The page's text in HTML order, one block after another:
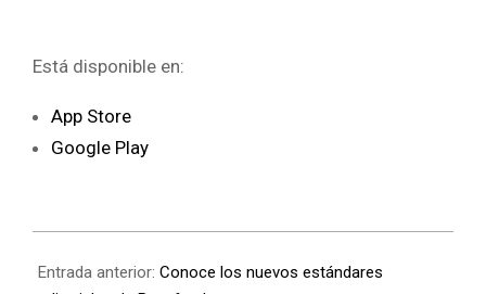
Está disponible en:
App Store
Google Play
Entrada anterior: Conoce los nuevos estándares